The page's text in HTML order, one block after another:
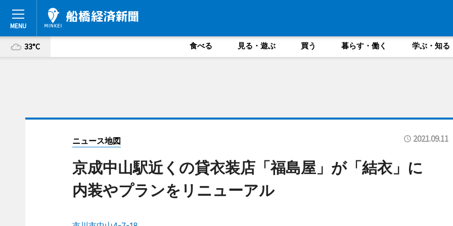
33°C 食べる 見る・遊ぶ 買う 暮らす・働く 学ぶ・知る
ニュース地図 2021.09.11
京成中山駅近くの貸衣装店「福島屋」が「結衣」に
内装やプランをリニューアル